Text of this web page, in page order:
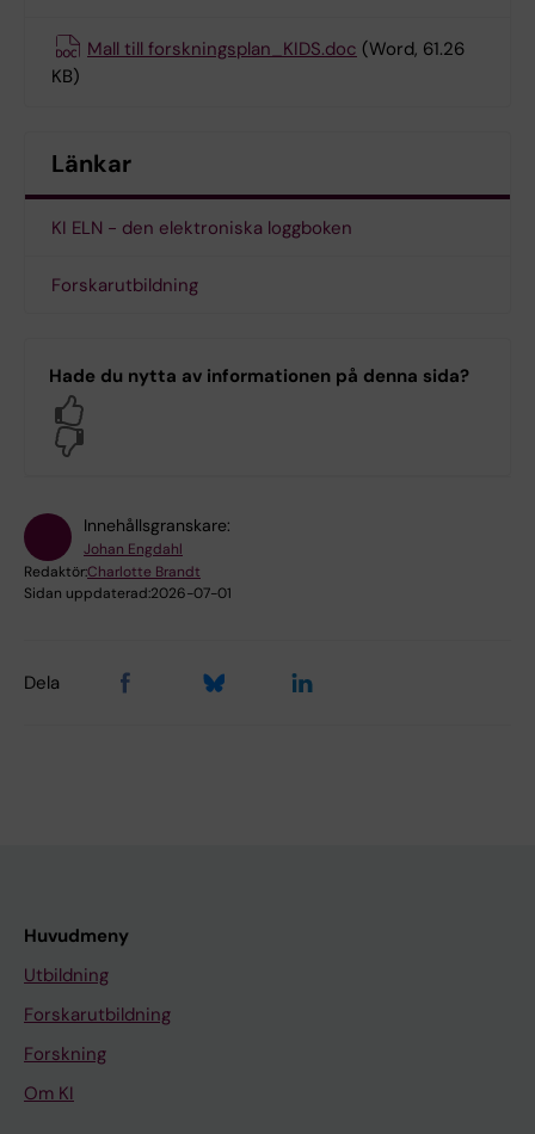
Mall till forskningsplan_KIDS.doc (Word, 61.26
KB)
Länkar
KI ELN - den elektroniska loggboken
Forskarutbildning
Hade du nytta av informationen på denna sida?
Innehållsgranskare:
Johan Engdahl
Redaktör:Charlotte Brandt
Sidan uppdaterad:2026-07-01
Dela
Huvudmeny
Utbildning
Forskarutbildning
Forskning
Om KI